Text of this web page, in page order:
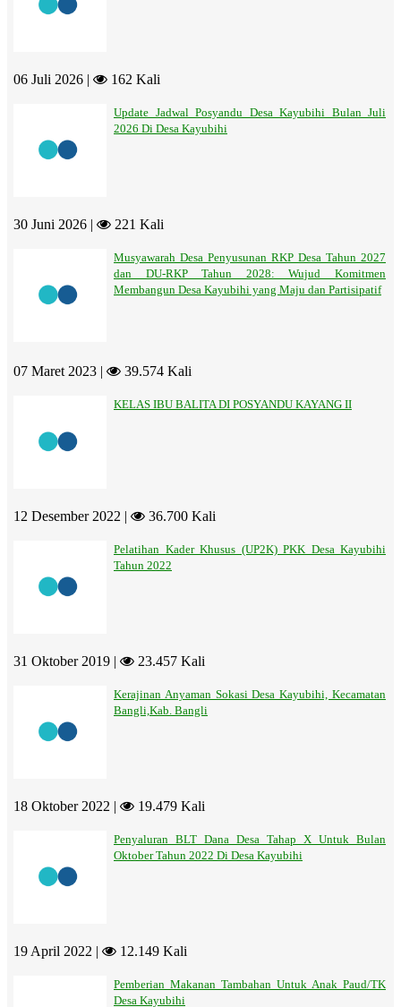
06 Juli 2026 | 162 Kali
Update Jadwal Posyandu Desa Kayubihi Bulan Juli
2026 Di Desa Kayubihi
30 Juni 2026 | 221 Kali
Musyawarah Desa Penyusunan RKP Desa Tahun 2027
dan DU-RKP Tahun 2028: Wujud Komitmen
Membangun Desa Kayubihi yang Maju dan Partisipatif
07 Maret 2023 | 39.574 Kali
KELAS IBU BALITA DI POSYANDU KAYANG II
12 Desember 2022 | 36.700 Kali
Pelatihan Kader Khusus (UP2K) PKK Desa Kayubihi
Tahun 2022
31 Oktober 2019 | 23.457 Kali
Kerajinan Anyaman Sokasi Desa Kayubihi, Kecamatan
Bangli,Kab. Bangli
18 Oktober 2022 | 19.479 Kali
Penyaluran BLT Dana Desa Tahap X Untuk Bulan
Oktober Tahun 2022 Di Desa Kayubihi
19 April 2022 | 12.149 Kali
Pemberian Makanan Tambahan Untuk Anak Paud/TK
Desa Kayubihi